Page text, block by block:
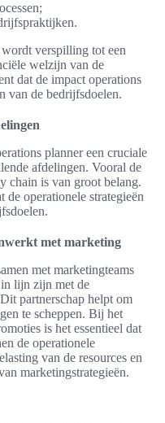
wordt verspilling tot een
welzijn van de
dat de impact operations
van de bedrijfsdoelen.
planner een cruciale
afdelingen. Vooral de
chain is van groot belang.
operationele strategieën
met marketing
met marketingteams
in lijn zijn met de
partnerschap helpt om
te scheppen. Bij het
is het essentieel dat
de operationele
van de resources en
marketingstrategieën.